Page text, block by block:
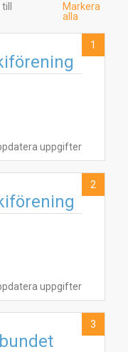
Markera
alla
uppgifter
1
uppgifter
2
3